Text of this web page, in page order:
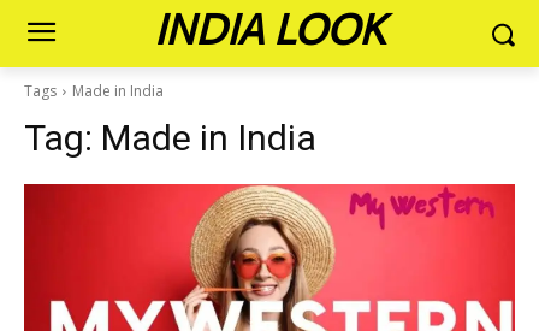
INDIA LOOK
Tags Made in India
Tag: Made in India